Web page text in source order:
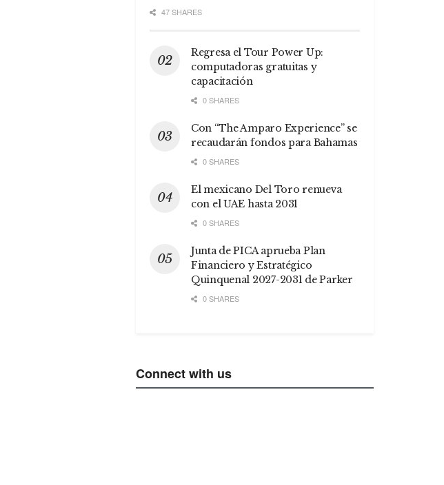
47 SHARES
Regresa el Tour Power Up:
computadoras gratuitas y
capacitación
0 SHARES
Con “The Amparo Experience” se
recaudarán fondos para Bahamas
0 SHARES
El mexicano Del Toro renueva
con el UAE hasta 2031
0 SHARES
Junta de PICA aprueba Plan
Financiero y Estratégico
Quinquenal 2027-2031 de Parker
0 SHARES
Connect with us